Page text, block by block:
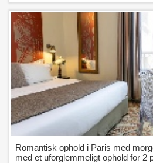
Romantisk ophold i Paris med
med et uforglemmeligt ophold for 2